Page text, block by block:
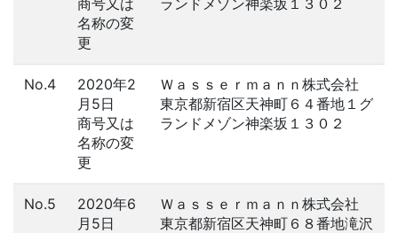
商号又は
名称の変
更
ランドメゾン神楽坂１３０２
No.4
2020年2
月5日
商号又は
名称の変
更
Ｗａｓｓｅｒｍａｎｎ株式会社
東京都新宿区天神町６４番地１グ
ランドメゾン神楽坂１３０２
No.5
2020年6
月5日
Ｗａｓｓｅｒｍａｎｎ株式会社
東京都新宿区天神町６８番地滝沢